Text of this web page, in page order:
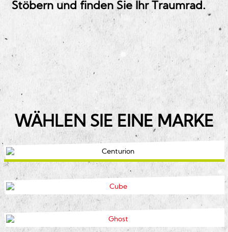
Stöbern und finden Sie Ihr Traumrad.
WÄHLEN SIE EINE MARKE